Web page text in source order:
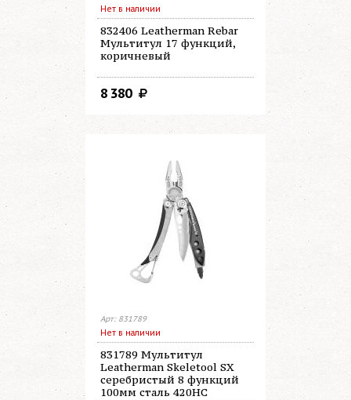
Нет в наличии
832406 Leatherman Rebar
Мультитул 17 функций,
коричневый
8 380
Арт: 831789
Нет в наличии
831789 Мультитул
Leatherman Skeletool SX
серебристый 8 функций
100мм сталь 420НС